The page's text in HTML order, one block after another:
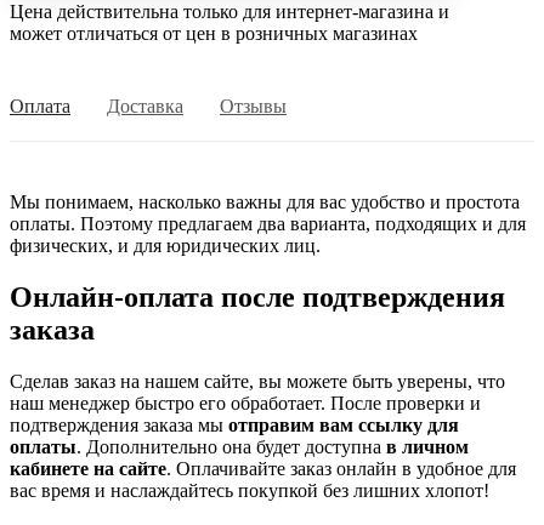
Цена действительна только для интернет-магазина и
может отличаться от цен в розничных магазинах
Оплата Доставка Отзывы
Мы понимаем, насколько важны для вас удобство и простота
оплаты. Поэтому предлагаем два варианта, подходящих и для
физических, и для юридических лиц.
Онлайн-оплата после подтверждения
заказа
Сделав заказ на нашем сайте, вы можете быть уверены, что
наш менеджер быстро его обработает. После проверки и
подтверждения заказа мы отправим вам ссылку для
оплаты. Дополнительно она будет доступна в личном
кабинете на сайте. Оплачивайте заказ онлайн в удобное для
вас время и наслаждайтесь покупкой без лишних хлопот!